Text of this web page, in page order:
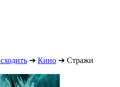
➔ Кино ➔ Стражи